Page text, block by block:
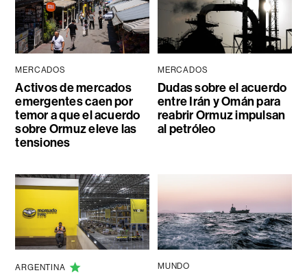
MERCADOS
Activos de mercados
emergentes caen por
temor a que el acuerdo
sobre Ormuz eleve las
tensiones
MERCADOS
Dudas sobre el acuerdo
entre Irán y Omán para
reabrir Ormuz impulsan
al petróleo
ARGENTINA MUNDO